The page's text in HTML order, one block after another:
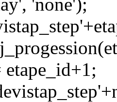
etape_id+1;